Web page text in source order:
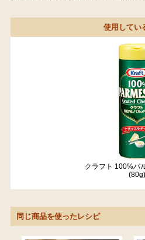
使用してい
クラフト 100%パ
(80g)
同じ商品を使ったレシピ